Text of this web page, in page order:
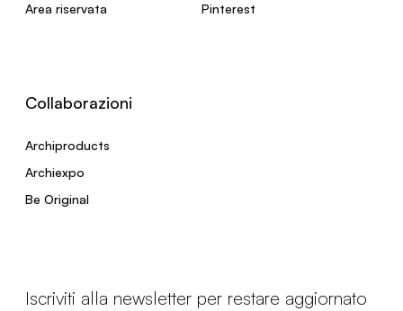
Area riservata
Pinterest
Collaborazioni
Archiproducts
Archiexpo
Be Original
Iscriviti alla newsletter per restare aggiornato